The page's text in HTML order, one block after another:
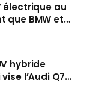
électrique au
que BMW et
hybride
l’Audi Q7